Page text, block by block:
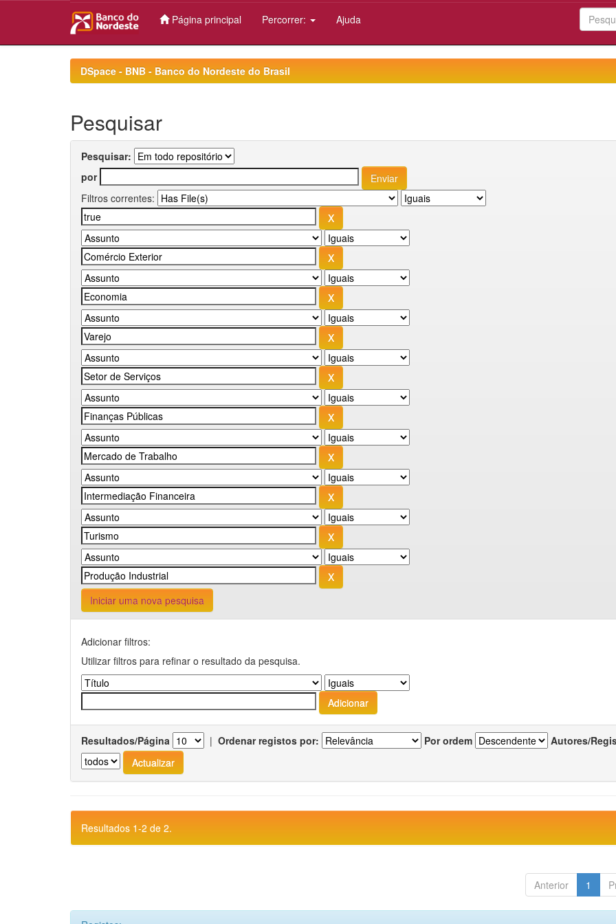
Página principal Percorrer: Ajuda
DSpace - BNB - Banco do Nordeste do Brasil
Pesquisar
Pesquisar:
por
Filtros correntes:
Iniciar uma nova pesquisa
Adicionar filtros:
Utilizar filtros para refinar o resultado da pesquisa.
Resultados/Página | Ordenar registos por: Por ordem Autores/
Resultados 1-2 de 2.
Anterior 1